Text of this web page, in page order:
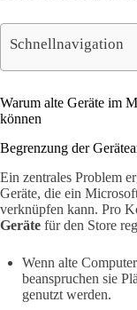
Schnellnavigation
Warum alte Geräte im
können
Begrenzung der
Ein zentrales Problem
Geräte, die ein
verknüpfen kann. Pro
Geräte für den Store
Wenn alte
beanspruchen sie
genutzt werden.